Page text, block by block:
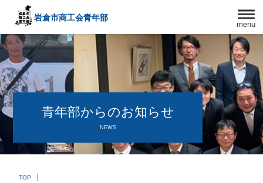
menu
岩倉市商工会青年部
〒482－0042
愛知県岩倉市中本町西出口31-1
TEL:0587-66-3400
FAX:0587-66-3417
頑張る中小企業を応援します！
青年部からのお知らせ
NEWS
TOP